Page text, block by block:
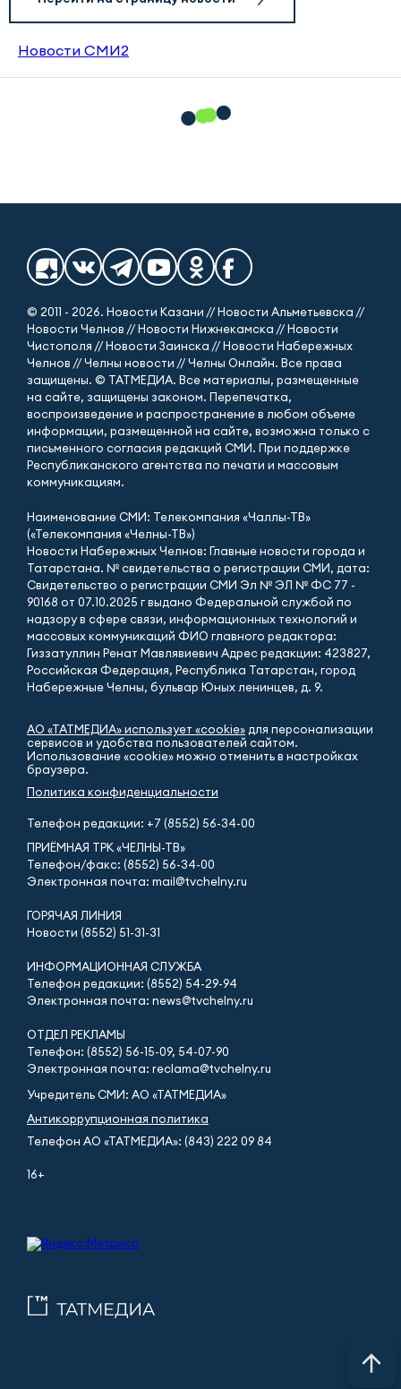
Новости СМИ2
© 2011 - 2026. Новости Казани // Новости Альметьевска //
Новости Челнов // Новости Нижнекамска // Новости
Чистополя // Новости Заинска // Новости Набережных
Челнов // Челны новости // Челны Онлайн. Все права
защищены. © ТАТМЕДИА. Все материалы, размещенные
на сайте, защищены законом. Перепечатка,
воспроизведение и распространение в любом объеме
информации, размещенной на сайте, возможна только с
письменного согласия редакций СМИ. При поддержке
Республиканского агентства по печати и массовым
коммуникациям.
Наименование СМИ: Телекомпания «Чаллы-ТВ»
(«Телекомпания «Челны-ТВ»)
Новости Набережных Челнов: Главные новости города и
Татарстана. № свидетельства о регистрации СМИ, дата:
Свидетельство о регистрации СМИ Эл № ЭЛ № ФС 77 -
90168 от 07.10.2025 г выдано Федеральной службой по
надзору в сфере связи, информационных технологий и
массовых коммуникаций ФИО главного редактора:
Гиззатуллин Ренат Мавлявиевич Адрес редакции: 423827,
Российская Федерация, Республика Татарстан, город
Набережные Челны, бульвар Юных ленинцев, д. 9.
АО «ТАТМЕДИА» использует «cookie» для персонализации
сервисов и удобства пользователей сайтом.
Использование «cookie» можно отменить в настройках
браузера.
Политика конфиденциальности
Телефон редакции: +7 (8552) 56-34-00
ПРИЁМНАЯ ТРК «ЧЕЛНЫ-ТВ»
Телефон/факс: (8552) 56-34-00
Электронная почта: mail@tvchelny.ru
ГОРЯЧАЯ ЛИНИЯ
Новости (8552) 51-31-31
ИНФОРМАЦИОННАЯ СЛУЖБА
Телефон редакции: (8552) 54-29-94
Электронная почта: news@tvchelny.ru
ОТДЕЛ РЕКЛАМЫ
Телефон: (8552) 56-15-09, 54-07-90
Электронная почта: reclama@tvchelny.ru
Учредитель СМИ: АО «ТАТМЕДИА»
Антикоррупционная политика
Телефон АО «ТАТМЕДИА»: (843) 222 09 84
16+